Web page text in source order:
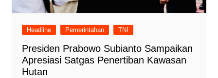
Headline Pemerintahan TNI
Presiden Prabowo Subianto Sampaikan
Apresiasi Satgas Penertiban Kawasan
Hutan